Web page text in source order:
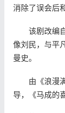
消除了误会后
该剧改编自
像刘民，与平
曼史。
由《浪漫满
导，《马成的